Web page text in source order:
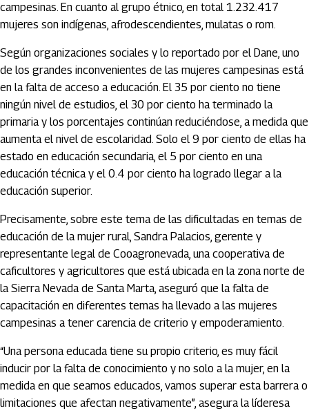
campesinas. En cuanto al grupo étnico, en total 1.232.417
mujeres son indígenas, afrodescendientes, mulatas o rom.
Según organizaciones sociales y lo reportado por el Dane, uno
de los grandes inconvenientes de las mujeres campesinas está
en la falta de acceso a educación. El 35 por ciento no tiene
ningún nivel de estudios, el 30 por ciento ha terminado la
primaria y los porcentajes continúan reduciéndose, a medida que
aumenta el nivel de escolaridad. Solo el 9 por ciento de ellas ha
estado en educación secundaria, el 5 por ciento en una
educación técnica y el 0.4 por ciento ha logrado llegar a la
educación superior.
Precisamente, sobre este tema de las dificultadas en temas de
educación de la mujer rural, Sandra Palacios, gerente y
representante legal de Cooagronevada, una cooperativa de
caficultores y agricultores que está ubicada en la zona norte de
la Sierra Nevada de Santa Marta, aseguró que la falta de
capacitación en diferentes temas ha llevado a las mujeres
campesinas a tener carencia de criterio y empoderamiento.
“Una persona educada tiene su propio criterio, es muy fácil
inducir por la falta de conocimiento y no solo a la mujer, en la
medida en que seamos educados, vamos superar esta barrera o
limitaciones que afectan negativamente”, asegura la líderesa